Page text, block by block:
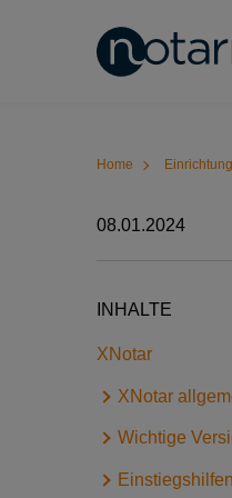
Home
08.01.2024
INHALTE
XNotar
XNotar
Wichtige
Einstiegshilfen